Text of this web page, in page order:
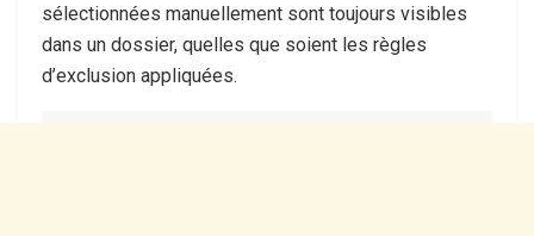
sélectionnées manuellement sont toujours visibles
dans un dossier, quelles que soient les règles
d’exclusion appliquées.